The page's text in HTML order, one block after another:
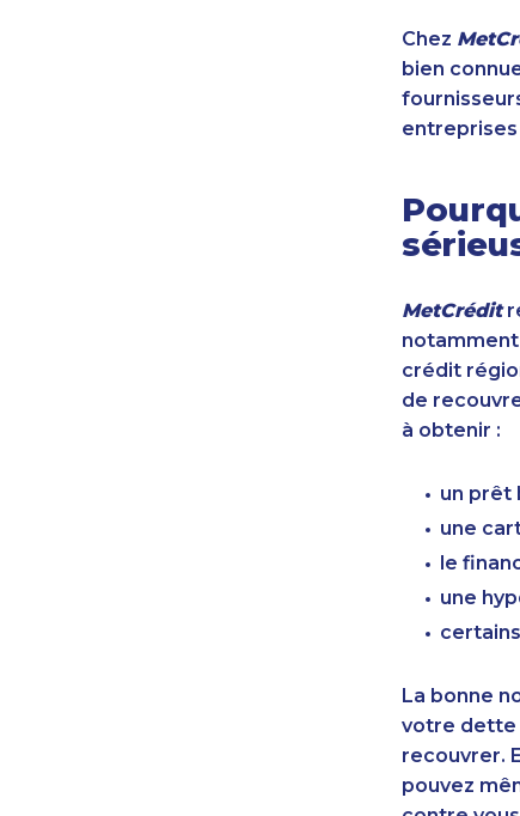
Chez
bien
entreprises
MetCrédit
notamment
crédit
de
à obtenir :
un prêt
une
le
une
La bonne
votre dette
recouvrer.
pouvez